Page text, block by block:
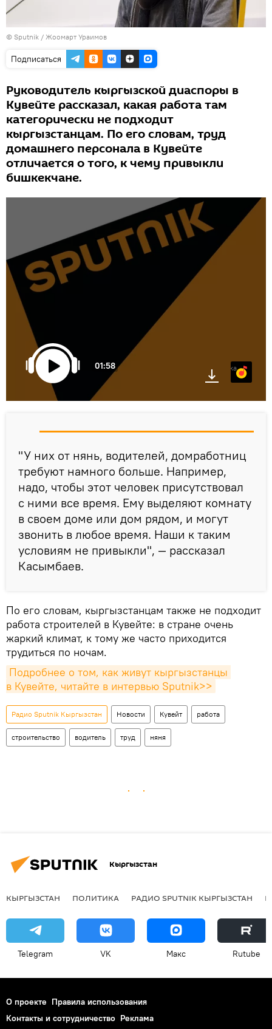
© Sputnik / Жоомарт Ураимов
Подписаться
Руководитель кыргызской диаспоры в
Кувейте рассказал, какая работа там
категорически не подходит
кыргызстанцам. По его словам, труд
домашнего персонала в Кувейте
отличается о того, к чему привыкли
бишкекчане.
01:58 Яндекс.Музыка
"У них от нянь, водителей, домработниц
требуют намного больше. Например,
надо, чтобы этот человек присутствовал
с ними все время. Ему выделяют комнату
в своем доме или дом рядом, и могут
звонить в любое время. Наши к таким
условиям не привыкли", — рассказал
Касымбаев.
По его словам, кыргызстанцам также не подходит
работа строителей в Кувейте: в стране очень
жаркий климат, к тому же часто приходится
трудиться по ночам.
Подробнее о том, как живут кыргызстанцы
в Кувейте, читайте в интервью Sputnik>>
Радио Sputnik Кыргызстан Новости Кувейт работа
строительство водитель труд няня
Кыргызстан
КЫРГЫЗСТАН ПОЛИТИКА РАДИО SPUTNIK КЫРГЫЗСТАН
Telegram VK Макс Rutube
О проекте Правила использования
Контакты и сотрудничество Реклама